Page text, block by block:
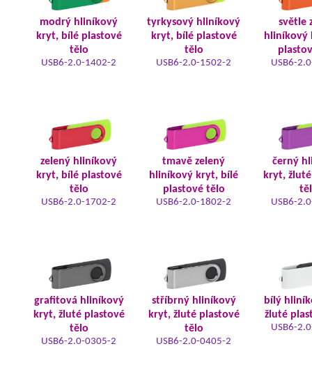
modrý hliníkový
kryt, bílé plastové
tělo
USB6-2.0-1402-2
tyrkysový hliníkový
kryt, bílé plastové
tělo
USB6-2.0-1502-2
světle
hliníkový
USB6-
zelený hliníkový
kryt, bílé plastové
tělo
USB6-2.0-1702-2
tmavě zelený
hliníkový kryt, bílé
plastové tělo
USB6-2.0-1802-2
černý
kryt,
USB6-
grafitová hliníkový
kryt, žluté plastové
tělo
USB6-2.0-0305-2
stříbrný hliníkový
kryt, žluté plastové
tělo
USB6-2.0-0405-2
bílý
žluté
USB6-